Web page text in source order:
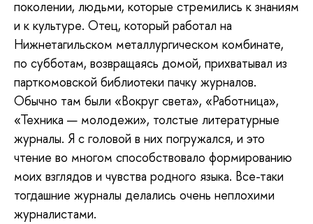
поколении, людьми, которые стремились к знаниям
и к культуре. Отец, который работал на
Нижнетагильском металлургическом комбинате,
по субботам, возвращаясь домой, прихватывал из
парткомовской библиотеки пачку журналов.
Обычно там были «Вокруг света», «Работница»,
«Техника — молодежи», толстые литературные
журналы. Я с головой в них погружался, и это
чтение во многом способствовало формированию
моих взглядов и чувства родного языка. Все-таки
тогдашние журналы делались очень неплохими
журналистами.